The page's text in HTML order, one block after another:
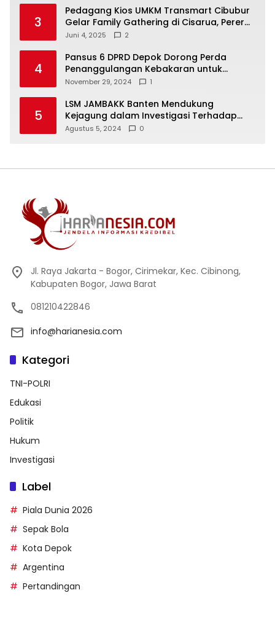
3
Pedagang Kios UMKM Transmart Cibubur
Gelar Family Gathering di Cisarua, Pererat
Silaturahmi dan Kekompakan
Juni 4, 2025 2
4
Pansus 6 DPRD Depok Dorong Perda
Penanggulangan Kebakaran untuk
Keselamatan Warga
November 29, 2024 1
5
LSM JAMBAKK Banten Mendukung
Kejagung dalam Investigasi Terhadap
Walikota Bandar Lampung
Agustus 5, 2024 0
Jl. Raya Jakarta - Bogor, Cirimekar, Kec. Cibinong,
Kabupaten Bogor, Jawa Barat
081210422846
info@harianesia.com
Kategori
TNI-POLRI
Edukasi
Politik
Hukum
Investigasi
Label
Piala Dunia 2026
Sepak Bola
Kota Depok
Argentina
Pertandingan